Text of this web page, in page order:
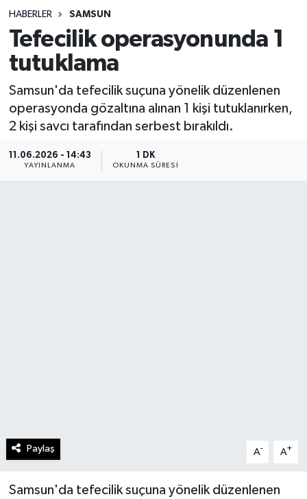
HABERLER SAMSUN
Tefecilik operasyonunda 1
tutuklama
Samsun'da tefecilik suçuna yönelik düzenlenen
operasyonda gözaltına alınan 1 kişi tutuklanırken,
2 kişi savcı tarafından serbest bırakıldı.
11.06.2026 - 14:43
YAYINLANMA
1 DK
OKUNMA SÜRESI
Paylaş A- A+
Samsun'da tefecilik suçuna yönelik düzenlenen
Spor
Teknoloji
Yaşam